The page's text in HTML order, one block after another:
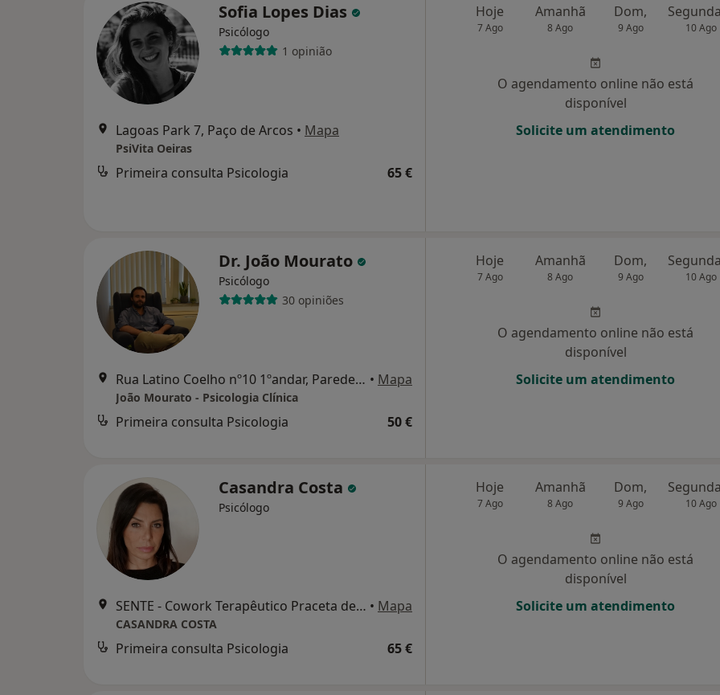
Sofia Lopes Dias
Psicólogo
1 opinião
Lagoas Park 7, Paço de Arcos • Mapa
PsiVita Oeiras
Primeira consulta Psicologia 65 €
Hoje
7 Ago
Amanhã
8 Ago
Dom,
9 Ago 10 Ago
O agendamento online não está
disponível
Solicite um atendimento
Dr. João Mourato
Psicólogo
30 opiniões
Rua Latino Coelho nº10 1ºandar, Parede, Cascais, Lisboa • Mapa
João Mourato - Psicologia Clínica
Primeira consulta Psicologia 50 €
Hoje
7 Ago
Amanhã
8 Ago
Dom,
9 Ago 10 Ago
O agendamento online não está
disponível
Solicite um atendimento
Casandra Costa
Psicólogo
SENTE - Cowork Terapêutico Praceta de Portugal 63, Bloco B. Loja A. Qta de São Gonçalo, Carcavelos • Mapa
CASANDRA COSTA
Primeira consulta Psicologia 65 €
Hoje
7 Ago
Amanhã
8 Ago
Dom,
9 Ago 10 Ago
O agendamento online não está
disponível
Solicite um atendimento